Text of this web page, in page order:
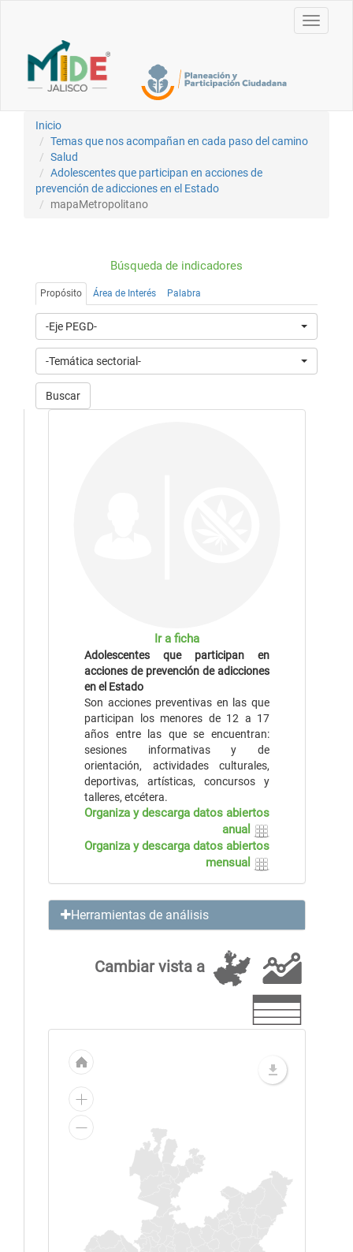
Toggle
Inicio
Temas que nos acompañan en cada paso del camino
Salud
Adolescentes que participan en acciones de
prevención de adicciones en el Estado
mapaMetropolitano
Búsqueda de indicadores
Propósito Área de Interés Palabra
-Eje PEGD-
-Temática sectorial-
Buscar
Ir a ficha
Adolescentes que participan en
acciones de prevención de adicciones
en el Estado
Son acciones preventivas en las que
participan los menores de 12 a 17
años entre las que se encuentran:
sesiones informativas y de
orientación, actividades culturales,
deportivas, artísticas, concursos y
talleres, etcétera.
Organiza y descarga datos abiertos
anual
Organiza y descarga datos abiertos
mensual
Herramientas de análisis
Cambiar vista a